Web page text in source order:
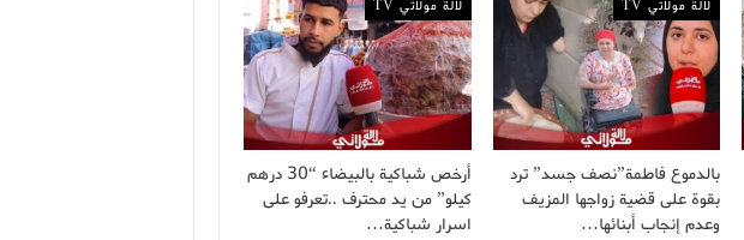
لالة مولاتي TV
بالدموع فاطمة”نصف جسد” ترد
بقوة على قضية زواجها المزيف
وعدم إنجاب أبنائها…
لالة مولاتي TV
أرخص شباكية بالبيضاء “30 درهم
كيلو” من يد محترف ..تعرفو على
اسرار شباكية…